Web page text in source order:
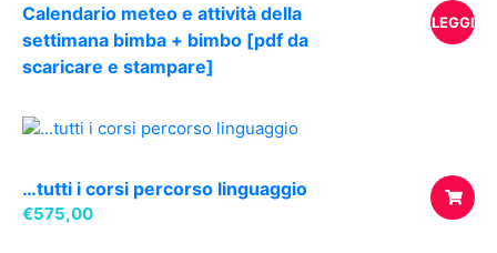
Calendario meteo e attività della
settimana bimba + bimbo [pdf da
scaricare e stampare]
LEGGI
…tutti i corsi percorso linguaggio
€575,00